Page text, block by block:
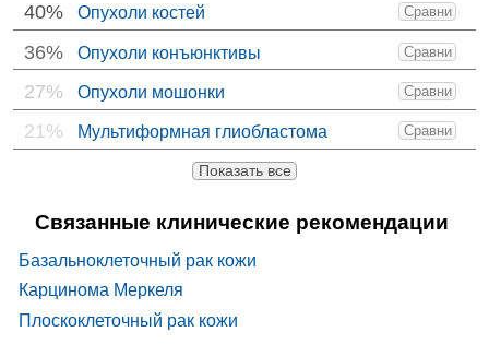
40% Сравни
Опухоли костей
36% Сравни
Опухоли конъюнктивы
27% Сравни
Опухоли мошонки
21% Сравни
Мультиформная глиобластома
Показать все
Связанные клинические рекомендации
Базальноклеточный рак кожи
Карцинома Меркеля
Плоскоклеточный рак кожи